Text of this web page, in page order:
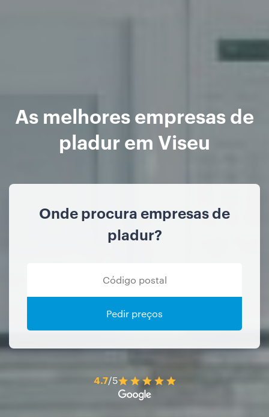
As melhores empresas de
pladur em Viseu
Onde procura empresas de
pladur?
Pedir preços
4.7/5